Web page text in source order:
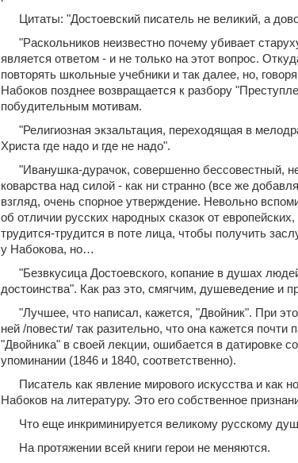
Цитаты: "Достоевский писатель не великий, а
"Раскольников неизвестно почему убивает
является ответом - и не только на этот вопрос.
повторять школьные учебники и так далее, но,
Набоков позднее возвращается к разбору
побудительным мотивам.
"Религиозная экзальтация, переходящая в
Христа где надо и где не надо".
"Иванушка-дурачок, совершенно бессовестный,
коварства над силой - как ни странно (все же
взгляд, очень спорное утверждение. Невольно
об отличии русских народных сказок от
трудится-трудится в поте лица, чтобы получить
у Набокова, но…
"Безвкусица Достоевского, копание в душах
достоинства". Как раз это, смягчим, душеведение и
"Лучшее, что написал, кажется, "Двойник". При
ней /повести/ так разительно, что она кажется
"Двойника" в своей лекции, ошибается в датировке
упоминании (1846 и 1840, соответственно).
Писатель как явление мирового искусства и как
Набоков на литературу. Это его собственное
Что еще инкриминируется великому русскому
На протяжении всей книги герои не меняются.